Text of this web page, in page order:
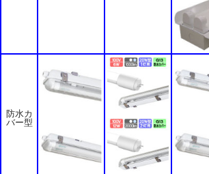
防水カ
バー型